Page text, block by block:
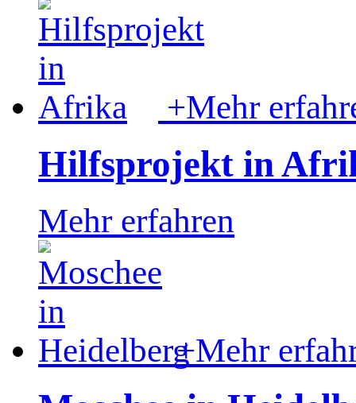
+Mehr
Hilfsprojekt in
Mehr erfahren
+Mehr